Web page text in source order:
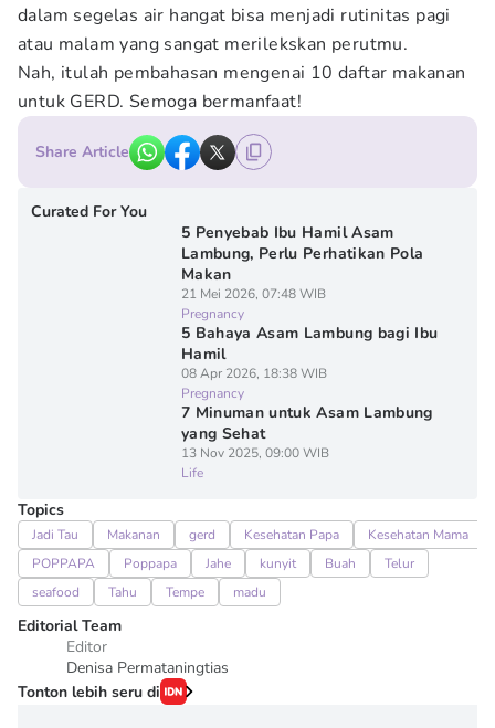
dalam segelas air hangat bisa menjadi rutinitas pagi
atau malam yang sangat merilekskan perutmu.
Nah, itulah pembahasan mengenai 10 daftar makanan
untuk GERD. Semoga bermanfaat!
Share Article
Curated For You
5 Penyebab Ibu Hamil Asam
Lambung, Perlu Perhatikan Pola
Makan
21 Mei 2026, 07:48 WIB
Pregnancy
5 Bahaya Asam Lambung bagi Ibu
Hamil
08 Apr 2026, 18:38 WIB
Pregnancy
7 Minuman untuk Asam Lambung
yang Sehat
13 Nov 2025, 09:00 WIB
Life
Topics
Jadi Tau Makanan gerd Kesehatan Papa
Kesehatan Mama
POPPAPA
Poppapa Jahe kunyit Buah
Telur
seafood
Tahu Tempe madu
Editorial Team
Editor
Denisa Permataningtias
Tonton lebih seru di